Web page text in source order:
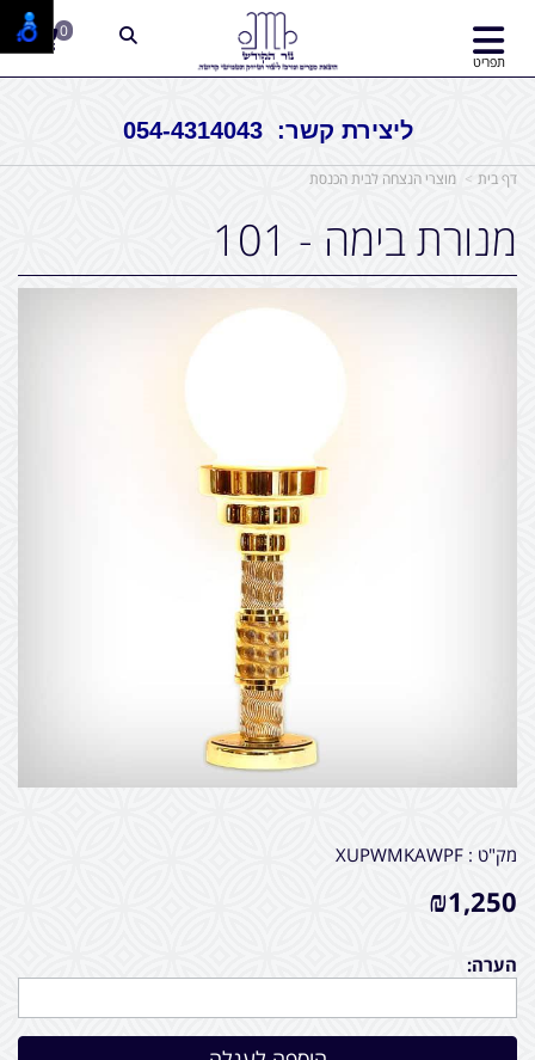
ליצירת קשר: 054-4314043
תפריט
0
דף בית מוצרי הנצחה לבית הכנסת
מנורת בימה - 101
מק"ט : XUPWMKAWPF
₪1,250
הערה: